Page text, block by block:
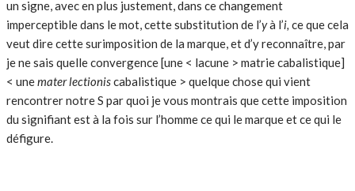
un signe, avec en plus justement, dans ce changement
imperceptible dans le mot, cette substitution de l’yà l’i, ce que cela
veut dire cette surimposition de la marque, et d’y reconnaître, par
je ne sais quelle convergence [une < lacune > matrie cabalistique]
< unemater lectioniscabalistique > quelque chose qui vient
rencontrer notre S par quoi je vous montrais que cette imposition
du signifiant est à la fois sur l’homme ce qui le marque et ce qui le
défigure.